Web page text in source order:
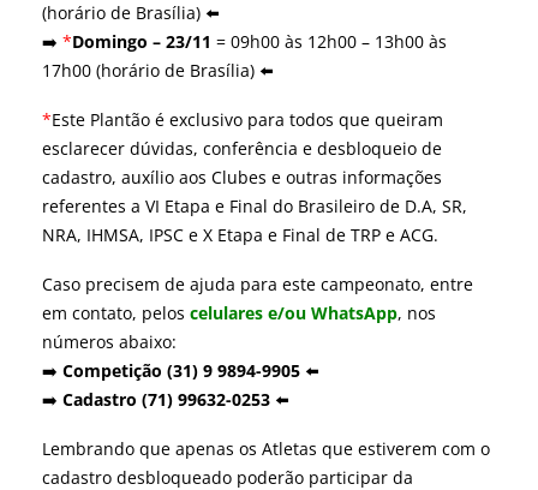
(horário de Brasília) ⬅️
➡️ *Domingo – 23/11 = 09h00 às 12h00 – 13h00 às
17h00 (horário de Brasília) ⬅️
*Este Plantão é exclusivo para todos que queiram
esclarecer dúvidas, conferência e desbloqueio de
cadastro, auxílio aos Clubes e outras informações
referentes a VI Etapa e Final do Brasileiro de D.A, SR,
NRA, IHMSA, IPSC e X Etapa e Final de TRP e ACG.
Caso precisem de ajuda para este campeonato, entre
em contato, pelos celulares e/ou WhatsApp, nos
números abaixo:
➡️ Competição (31) 9 9894-9905 ⬅️
➡️ Cadastro (71) 99632-0253 ⬅️
Lembrando que apenas os Atletas que estiverem com o
cadastro desbloqueado poderão participar da